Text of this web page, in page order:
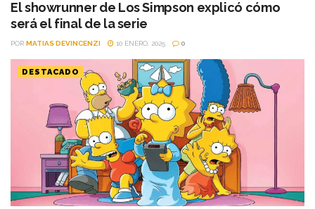
El showrunner de Los Simpson explicó cómo
será el final de la serie
POR MATIAS DEVINCENZI 10 ENERO, 2025 0
DESTACADO